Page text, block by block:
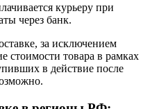
курьеру при
через банк.
за исключением
стоимости товара в рамках
в действие после